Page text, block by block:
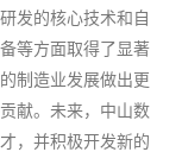
发的核心技术和自
等方面取得了显著
制造业发展做出更
献。未来，中山数
，并积极开发新的